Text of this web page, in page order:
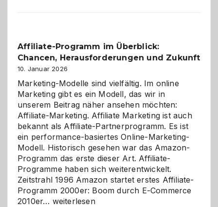
Affiliate-Programm im Überblick:
Chancen, Herausforderungen und Zukunft
10. Januar 2026
Marketing-Modelle sind vielfältig. Im online
Marketing gibt es ein Modell, das wir in
unserem Beitrag näher ansehen möchten:
Affiliate-Marketing. Affiliate Marketing ist auch
bekannt als Affiliate-Partnerprogramm. Es ist
ein performance-basiertes Online-Marketing-
Modell. Historisch gesehen war das Amazon-
Programm das erste dieser Art. Affiliate-
Programme haben sich weiterentwickelt.
Zeitstrahl 1996 Amazon startet erstes Affiliate-
Programm 2000er: Boom durch E-Commerce
2010er… Affiliate-
weiterlesen